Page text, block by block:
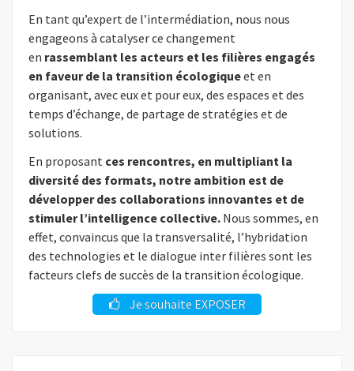
En tant qu’expert de l’intermédiation, nous nous
engageons à catalyser ce changement
en rassemblant les acteurs et les filières engagés
en faveur de la transition écologiqueet en
organisant, avec eux et pour eux, des espaces et des
temps d’échange, de partage de stratégies et de
solutions.
En proposant ces rencontres, en multipliant la
diversité des formats, notre ambition est de
développer des collaborations innovantes et de
stimuler l’intelligence collective. Nous sommes, en
effet, convaincus que la transversalité, l’hybridation
des technologies et le dialogue inter filières sont les
facteurs clefs de succès de la transition écologique.
Je souhaite EXPOSER